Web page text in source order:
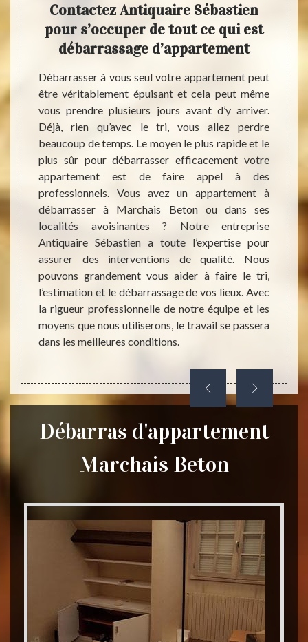
de
de
les
de
de
Contactez Antiquaire Sébastien
pour s’occuper de tout ce qui est
débarrassage d’appartement
Débarrasser à vous seul votre appartement peut
être véritablement épuisant et cela peut même
vous prendre plusieurs jours avant d’y arriver.
Déjà, rien qu’avec le tri, vous allez perdre
beaucoup de temps. Le moyen le plus rapide et le
plus sûr pour débarrasser efficacement votre
appartement est de faire appel à des
professionnels. Vous avez un appartement à
débarrasser à Marchais Beton ou dans ses
localités avoisinantes ? Notre entreprise
Antiquaire Sébastien a toute l’expertise pour
assurer des interventions de qualité. Nous
pouvons grandement vous aider à faire le tri,
l’estimation et le débarrassage de vos lieux. Avec
la rigueur professionnelle de notre équipe et les
moyens que nous utiliserons, le travail se passera
dans les meilleures conditions.
de
un
plus
la
Débarras d'appartement
Marchais Beton